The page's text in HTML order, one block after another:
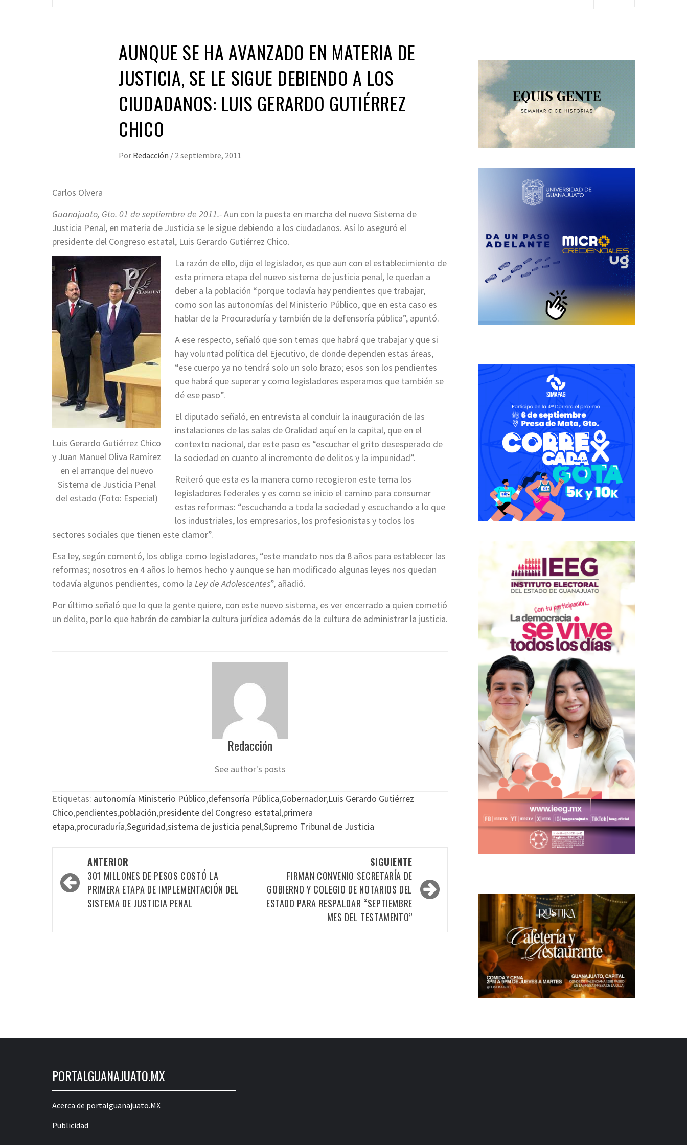
AUNQUE SE HA AVANZADO EN MATERIA DE
JUSTICIA, SE LE SIGUE DEBIENDO A LOS
CIUDADANOS: LUIS GERARDO GUTIÉRREZ
CHICO
Por Redacción / 2 septiembre, 2011
Carlos Olvera
Guanajuato, Gto. 01 de septiembre de 2011.-Aun con la puesta en marcha del nuevo Sistema de
Justicia Penal, en materia de Justicia se le sigue debiendo a los ciudadanos. Así lo aseguró el
presidente del Congreso estatal, Luis Gerardo Gutiérrez Chico.
Luis Gerardo Gutiérrez Chico
y Juan Manuel Oliva Ramírez
en el arranque del nuevo
Sistema de Justicia Penal
del estado (Foto: Especial)
La razón de ello, dijo el legislador, es que aun con el establecimiento de
esta primera etapa del nuevo sistema de justicia penal, le quedan a
deber a la población “porque todavía hay pendientes que trabajar,
como son las autonomías del Ministerio Público, que en esta caso es
hablar de la Procuraduría y también de la defensoría pública”, apuntó.
A ese respecto, señaló que son temas que habrá que trabajar y que si
hay voluntad política del Ejecutivo, de donde dependen estas áreas,
“ese cuerpo ya no tendrá solo un solo brazo; esos son los pendientes
que habrá que superar y como legisladores esperamos que también se
dé ese paso”.
El diputado señaló, en entrevista al concluir la inauguración de las
instalaciones de las salas de Oralidad aquí en la capital, que en el
contexto nacional, dar este paso es “escuchar el grito desesperado de
la sociedad en cuanto al incremento de delitos y la impunidad”.
Reiteró que esta es la manera como recogieron este tema los
legisladores federales y es como se inicio el camino para consumar
estas reformas: “escuchando a toda la sociedad y escuchando a lo que
los industriales, los empresarios, los profesionistas y todos los
sectores sociales que tienen este clamor”.
Esa ley, según comentó, los obliga como legisladores, “este mandato nos da 8 años para establecer las
reformas; nosotros en 4 años lo hemos hecho y aunque se han modificado algunas leyes nos quedan
todavía algunos pendientes, como la Ley de Adolescentes”, añadió.
Por último señaló que lo que la gente quiere, con este nuevo sistema, es ver encerrado a quien cometió
un delito, por lo que habrán de cambiar la cultura jurídica además de la cultura de administrar la justicia.
Redacción
See author's posts
Etiquetas: autonomía Ministerio Público,defensoría Pública,Gobernador,Luis Gerardo Gutiérrez
Chico,pendientes,población,presidente del Congreso estatal,primera
etapa,procuraduría,Seguridad,sistema de justicia penal,Supremo Tribunal de Justicia
Navegación
por
las
entradas
ANTERIOR
301 MILLONES DE PESOS COSTÓ LA
PRIMERA ETAPA DE IMPLEMENTACIÓN DEL
SISTEMA DE JUSTICIA PENAL
SIGUIENTE
FIRMAN CONVENIO SECRETARÍA DE
GOBIERNO Y COLEGIO DE NOTARIOS DEL
ESTADO PARA RESPALDAR “SEPTIEMBRE
MES DEL TESTAMENTO”
PORTALGUANAJUATO.MX
Acerca de portalguanajuato.MX
Publicidad